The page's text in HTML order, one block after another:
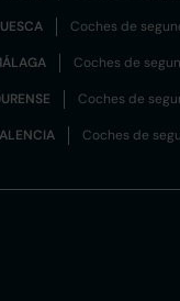
Coches de
Coches de
Coches de
Coches de